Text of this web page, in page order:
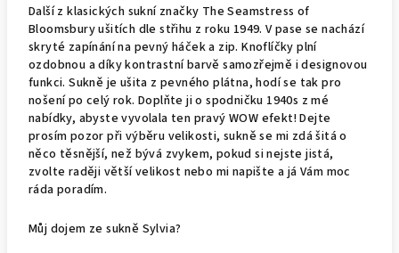
Další z klasických sukní značky The Seamstress of
Bloomsbury ušitích dle střihu z roku 1949. V pase se nachází
skryté zapínání na pevný háček a zip. Knoflíčky plní
ozdobnou a díky kontrastní barvě samozřejmě i designovou
funkci. Sukně je ušita z pevného plátna, hodí se tak pro
nošení po celý rok. Doplňte ji o spodničku 1940s z mé
nabídky, abyste vyvolala ten pravý WOW efekt! Dejte
prosím pozor při výběru velikosti, sukně se mi zdá šitá o
něco těsnější, než bývá zvykem, pokud si nejste jistá,
zvolte raději větší velikost nebo mi napište a já Vám moc
ráda poradím.
Můj dojem ze sukně Sylvia?